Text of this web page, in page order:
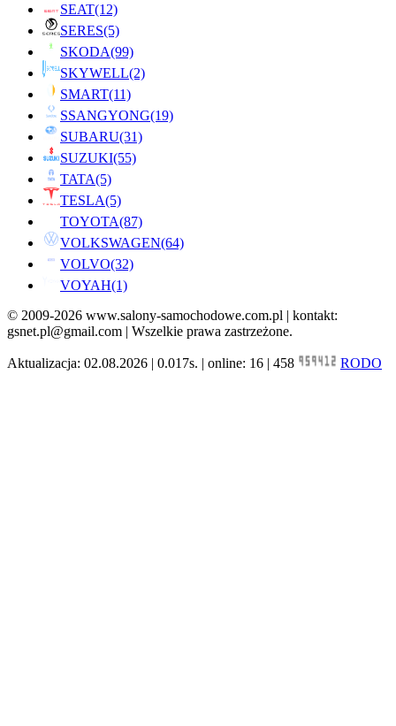
SEAT(12)
SERES(5)
SKODA(99)
SKYWELL(2)
SMART(11)
SSANGYONG(19)
SUBARU(31)
SUZUKI(55)
TATA(5)
TESLA(5)
TOYOTA(87)
VOLKSWAGEN(64)
VOLVO(32)
VOYAH(1)
© 2009-2026 www.salony-samochodowe.com.pl | kontakt:
gsnet.pl@gmail.com | Wszelkie prawa zastrzeżone.
Aktualizacja: 02.08.2026 | 0.017s. | online: 16 | 458 RODO